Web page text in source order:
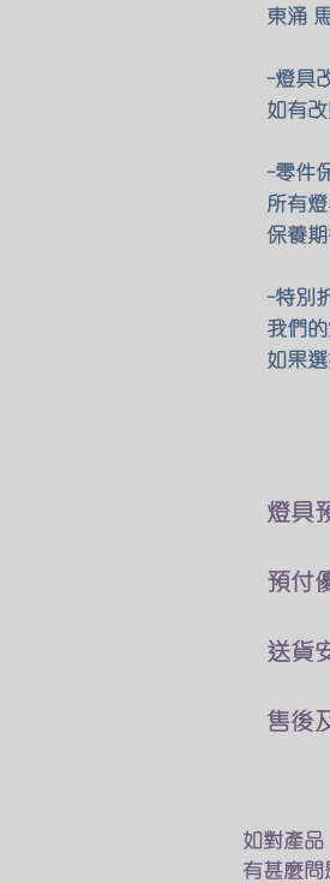
東涌
-燈具
如有
-零件
所有
保養
-特別
我們
如果
燈具
價錢
費用可
如有
觀迎
預付
及預
預先付
Payme
Wechat
送貨
專人
我們
售後
我們
如對產品
有甚麼問